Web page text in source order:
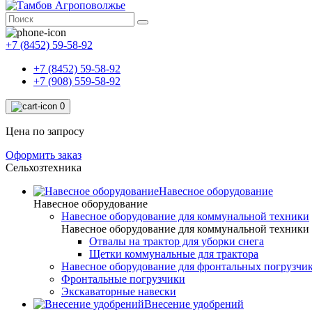
+7 (8452) 59-58-92
+7 (8452) 59-58-92
+7 (908) 559-58-92
0
Цена по запросу
Оформить заказ
Сельхозтехника
Навесное оборудование
Навесное оборудование
Навесное оборудование для коммунальной техники
Навесное оборудование для коммунальной техники
Отвалы на трактор для уборки снега
Щетки коммунальные для трактора
Навесное оборудование для фронтальных
Фронтальные погрузчики
Экскаваторные навески
Внесение удобрений